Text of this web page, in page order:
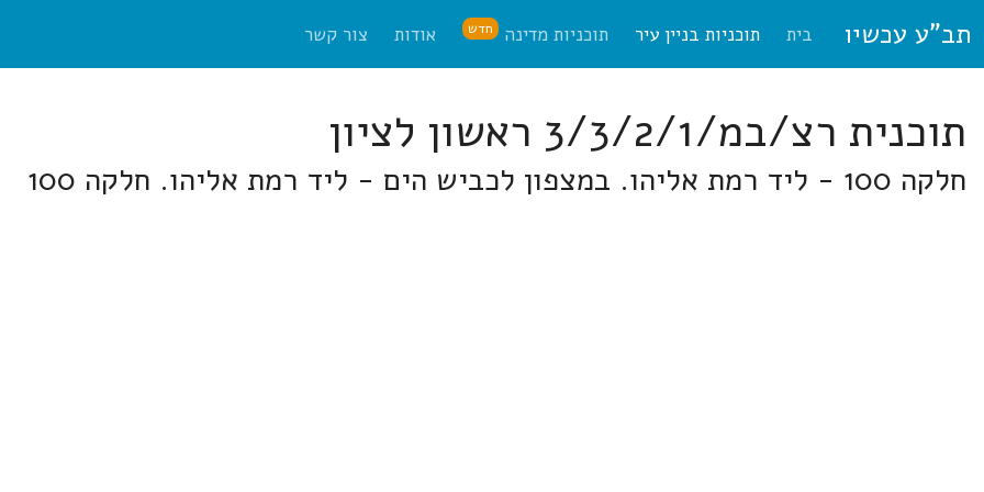
תב"ע עכשיו בית תוכניות בניין עיר תוכניות מדינה חדש אודות צור קשר
תוכנית רצ/במ/3/3/2/1 ראשון לציון
חלקה 100 - ליד רמת אליהו. במצפון לכביש הים - ליד רמת אליהו. חלקה 100